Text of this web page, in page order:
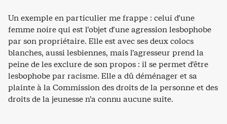
Un exemple en particulier me frappe : celui d’une
femme noire qui est l’objet d’une agression lesbophobe
par son propriétaire. Elle est avec ses deux colocs
blanches, aussi lesbiennes, mais l’agresseur prend la
peine de les exclure de son propos : il se permet d’être
lesbophobe par racisme. Elle a dû déménager et sa
plainte à la Commission des droits de la personne et des
droits de la jeunesse n’a connu aucune suite.